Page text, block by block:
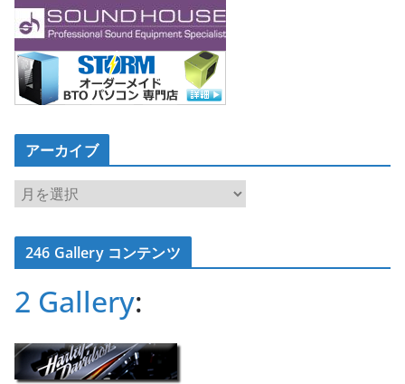
アーカイブ
ア
ー
カ
イ246 Gallery コンテンツ
2 Gallery: